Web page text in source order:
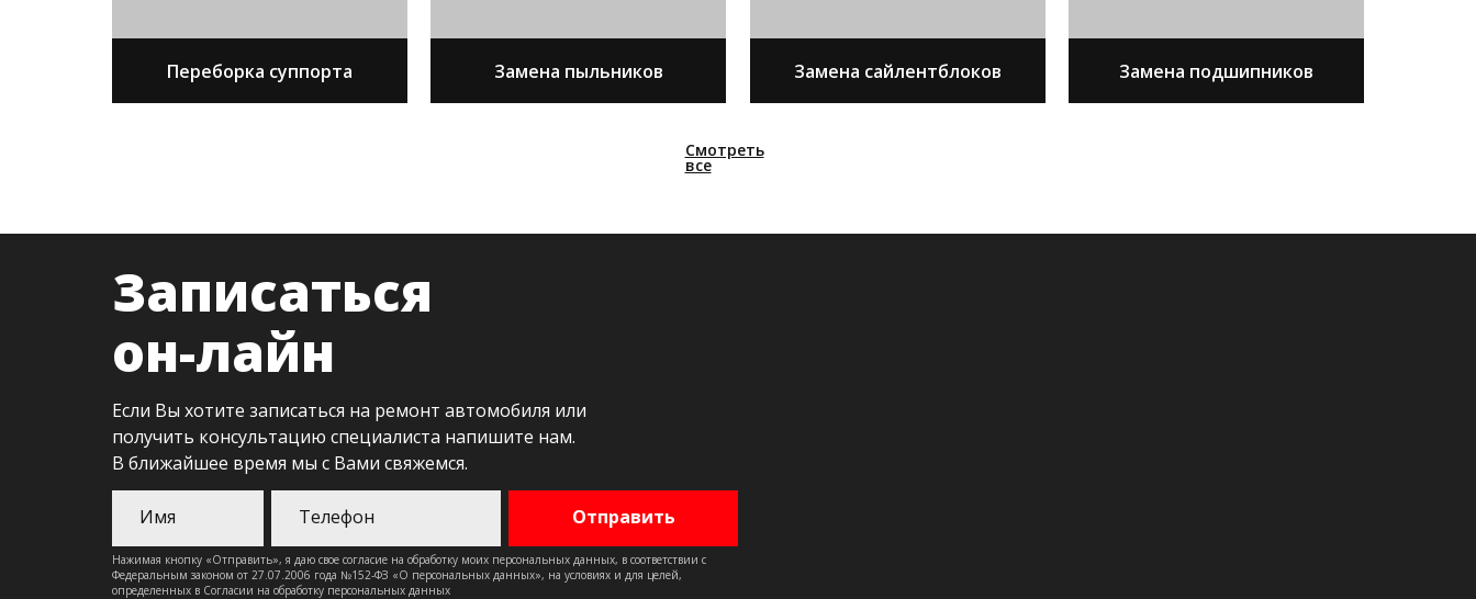
Переборка суппорта Замена пыльников Замена сайлентблоков Замена подшипников
Смотреть
все
Записаться
он-лайн
Если Вы хотите записаться на ремонт автомобиля или
получить консультацию специалиста напишите нам.
В ближайшее время мы с Вами свяжемся.
Нажимая кнопку «Отправить», я даю свое согласие на обработку моих персональных данных, в соответствии с
Федеральным законом от 27.07.2006 года №152-ФЗ «О персональных данных», на условиях и для целей,
определенных в Согласии на обработку персональных данных